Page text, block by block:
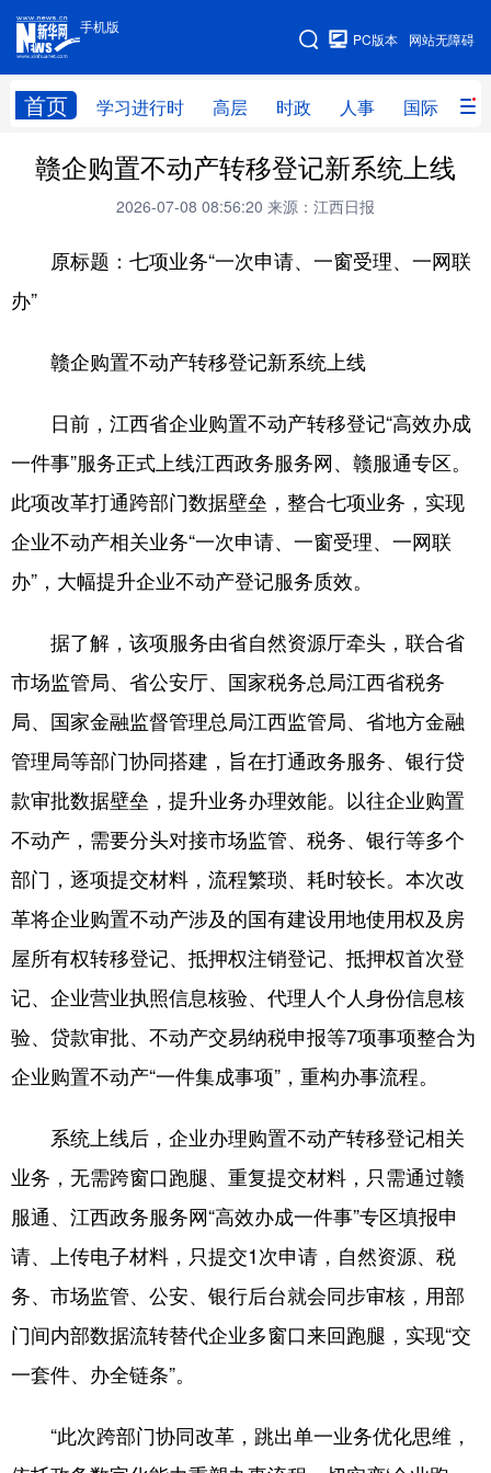
手机版
网站无障碍
PC版本
首页 学习进行时 高层 时政 人事 国际 财
手机版
网站地图
学习进行时 高层 时政 人事
财经 网评
台湾 思客智库 全球连线 教育
文化 书画 健康
法律 中央文件 金融 汽车
学术中国 乡村振兴 银龄 溯源中国
城市 旅游 能源
公益 一带一路 亚太网 上市公司
文化产业
地方频道
北京 天津 河北 山西
辽宁 吉林 上海 江苏
山东 河南 湖北 湖南
广东 广西 海南 重庆
四川 贵州 云南 西藏
陕西 甘肃 青海 宁夏
新疆 内蒙古 黑龙江
多语种频道
English Español Français عربى
Русский язык 日本語 한국어
赣企购置不动产转移登记新系统上线
2026-07-08 08:56:20 来源：江西日报
原标题：七项业务“一次申请、一窗受理、一网联
办”
赣企购置不动产转移登记新系统上线
日前，江西省企业购置不动产转移登记“高效办成
一件事”服务正式上线江西政务服务网、赣服通专区。
此项改革打通跨部门数据壁垒，整合七项业务，实现
企业不动产相关业务“一次申请、一窗受理、一网联
办”，大幅提升企业不动产登记服务质效。
据了解，该项服务由省自然资源厅牵头，联合省
市场监管局、省公安厅、国家税务总局江西省税务
局、国家金融监督管理总局江西监管局、省地方金融
管理局等部门协同搭建，旨在打通政务服务、银行贷
款审批数据壁垒，提升业务办理效能。以往企业购置
不动产，需要分头对接市场监管、税务、银行等多个
部门，逐项提交材料，流程繁琐、耗时较长。本次改
革将企业购置不动产涉及的国有建设用地使用权及房
屋所有权转移登记、抵押权注销登记、抵押权首次登
记、企业营业执照信息核验、代理人个人身份信息核
验、贷款审批、不动产交易纳税申报等7项事项整合为
企业购置不动产“一件集成事项”，重构办事流程。
系统上线后，企业办理购置不动产转移登记相关
业务，无需跨窗口跑腿、重复提交材料，只需通过赣
服通、江西政务服务网“高效办成一件事”专区填报申
请、上传电子材料，只提交1次申请，自然资源、税
务、市场监管、公安、银行后台就会同步审核，用部
门间内部数据流转替代企业多窗口来回跑腿，实现“交
一套件、办全链条”。
“此次跨部门协同改革，跳出单一业务优化思维，